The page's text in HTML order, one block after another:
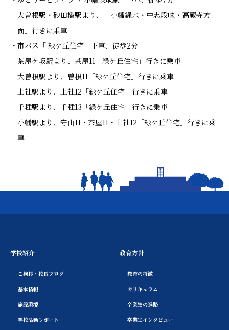
大曽根駅・砂田橋駅より、「小幡緑地・中志段味・高蔵寺方
面」行きに乗車
市バス「 緑ケ丘住宅」下車、徒歩2分
茶屋ケ坂駅より、茶屋11「緑ケ丘住宅」行きに乗車
大曽根駅より、曽根11「緑ケ丘住宅」行きに乗車
上社駅より、上社12「緑ケ丘住宅」行きに乗車
千種駅より、千種13「緑ケ丘住宅」行きに乗車
小幡駅より、守山11・茶屋11・上社12「緑ケ丘住宅」行きに乗
車
学校紹介
ご挨拶・校長ブログ
基本情報
施設環境
学校活動レポート
教育方針
教育の特徴
カリキュラム
卒業生の進路
卒業生インタビュー